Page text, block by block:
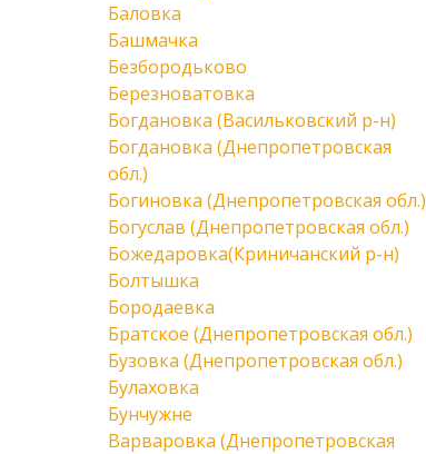
Баловка
Башмачка
Безбородьково
Березноватовка
Богдановка (Васильковский р-н)
Богдановка (Днепропетровская
обл.)
Богиновка (Днепропетровская обл.)
Богуслав (Днепропетровская обл.)
Божедаровка(Криничанский р-н)
Болтышка
Бородаевка
Братское (Днепропетровская обл.)
Бузовка (Днепропетровская обл.)
Булаховка
Бунчужне
Варваровка (Днепропетровская